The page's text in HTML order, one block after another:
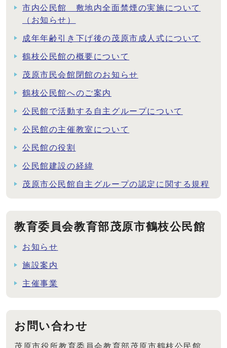
市内公民館 敷地内全面禁煙の実施について
（お知らせ）
成年年齢引き下げ後の茂原市成人式について
鶴枝公民館の概要について
茂原市民会館閉館のお知らせ
鶴枝公民館へのご案内
公民館で活動する自主グループについて
公民館の主催教室について
公民館の役割
公民館建設の経緯
茂原市公民館自主グループの認定に関する規程
教育委員会教育部茂原市鶴枝公民館
お知らせ
施設案内
主催事業
お問い合わせ